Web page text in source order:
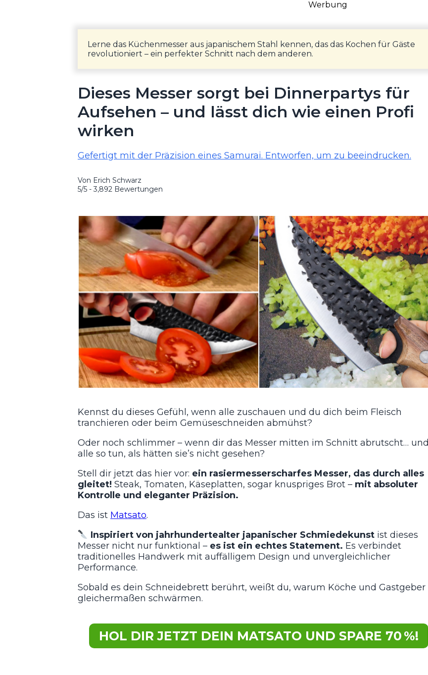
Werbung
Lerne das Küchenmesser aus japanischem Stahl kennen, das das Kochen für Gäste
revolutioniert – ein perfekter Schnitt nach dem anderen.
Dieses Messer sorgt bei Dinnerpartys für
Aufsehen – und lässt dich wie einen Profi
wirken
Gefertigt mit der Präzision eines Samurai. Entworfen, um zu beeindrucken.
Von Erich Schwarz
5/5 - 3,892 Bewertungen
Kennst du dieses Gefühl, wenn alle zuschauen und du dich beim Fleisch
tranchieren oder beim Gemüseschneiden abmühst?
Oder noch schlimmer – wenn dir das Messer mitten im Schnitt abrutscht… und
alle so tun, als hätten sie’s nicht gesehen?
Stell dir jetzt das hier vor: ein rasiermesserscharfes Messer, das durch alles
gleitet! Steak, Tomaten, Käseplatten, sogar knuspriges Brot – mit absoluter
Kontrolle und eleganter Präzision.
Das ist Matsato.
Inspiriert von jahrhundertealter japanischer Schmiedekunstist dieses
Messer nicht nur funktional – es ist ein echtes Statement. Es verbindet
traditionelles Handwerk mit auffälligem Design und unvergleichlicher
Performance.
Sobald es dein Schneidebrett berührt, weißt du, warum Köche und Gastgeber
gleichermaßen schwärmen.
HOL DIR JETZT DEIN MATSATO UND SPARE 70 %!